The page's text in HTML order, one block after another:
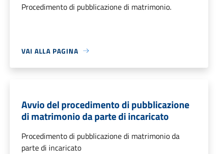
Procedimento di pubblicazione di matrimonio.
VAI ALLA PAGINA
Avvio del procedimento di pubblicazione
di matrimonio da parte di incaricato
Procedimento di pubblicazione di matrimonio da
parte di incaricato